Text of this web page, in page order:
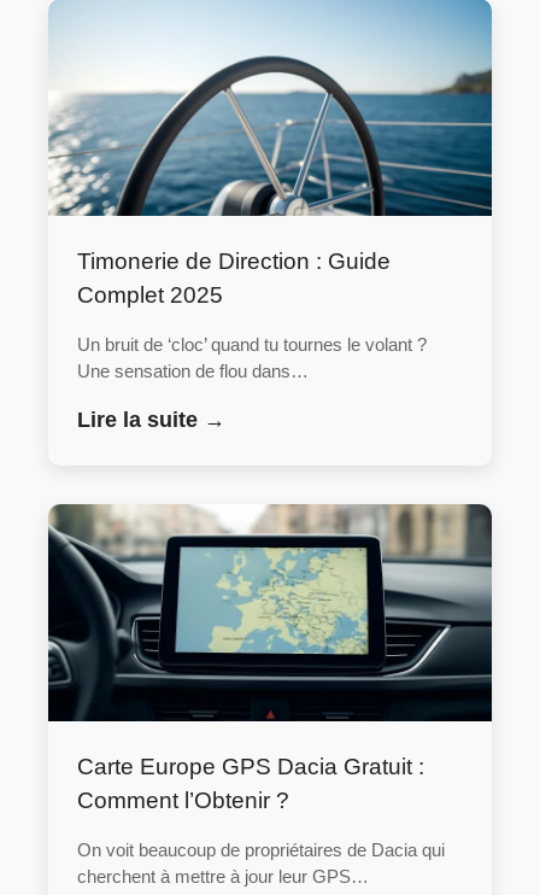
Timonerie de Direction : Guide
Complet 2025
Un bruit de ‘cloc’ quand tu tournes le volant ?
Une sensation de flou dans…
Lire la suite →
Carte Europe GPS Dacia Gratuit :
Comment l’Obtenir ?
On voit beaucoup de propriétaires de Dacia qui
cherchent à mettre à jour leur GPS…